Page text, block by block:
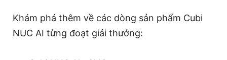
Khám phá thêm về các dòng sản phẩm Cubi
NUC AI từng đoạt giải thưởng: